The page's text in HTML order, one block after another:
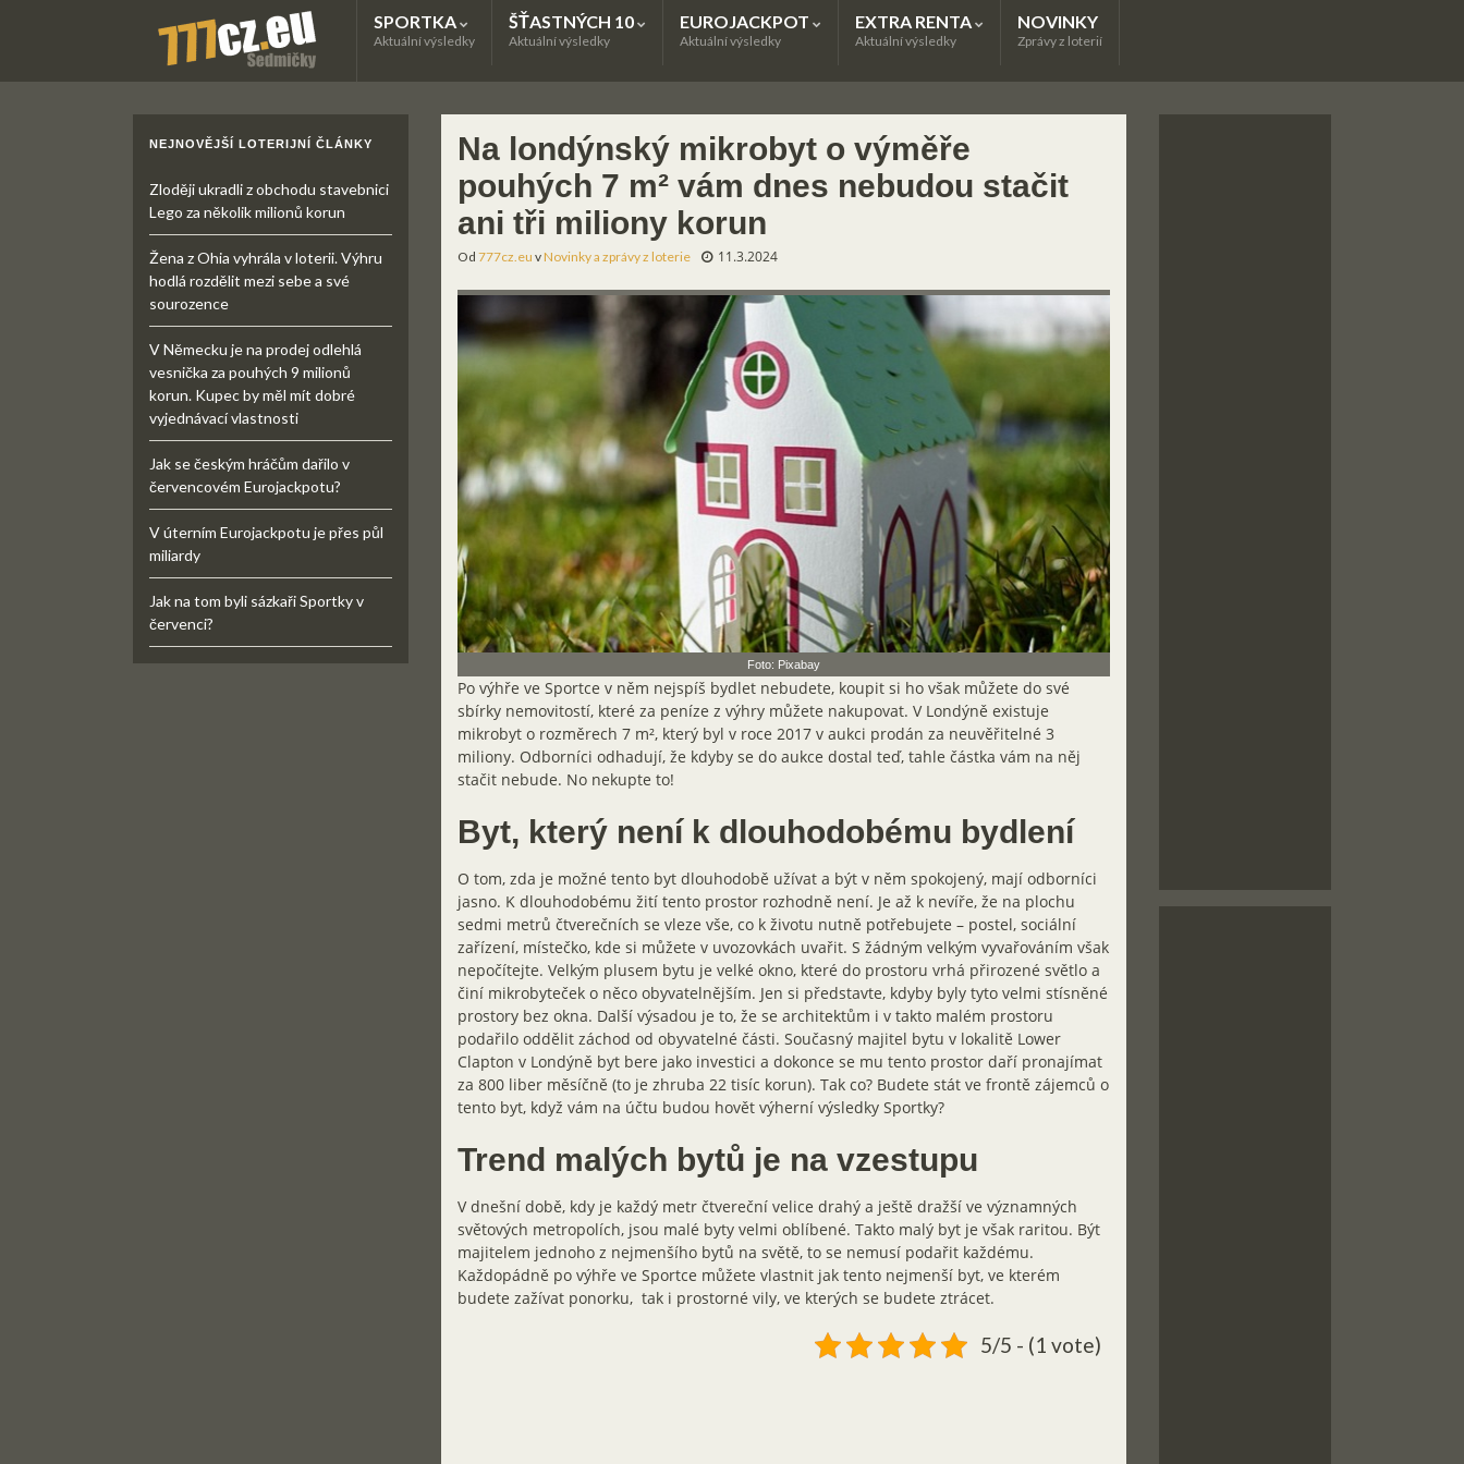
SPORTKA
Aktuální výsledky
ŠŤASTNÝCH 10
Aktuální výsledky
EUROJACKPOT
Aktuální výsledky
EXTRA RENTA
Aktuální výsledky
NOVINKY
Zprávy z loterií
Na londýnský mikrobyt o výměře
pouhých 7 m² vám dnes nebudou stačit
ani tři miliony korun
Od 777cz.eu vNovinky a zprávy z loterie 11.3.2024
Foto: Pixabay
Po výhře ve Sportce v něm nejspíš bydlet nebudete, koupit si ho však můžete do své
sbírky nemovitostí, které za peníze z výhry můžete nakupovat. V Londýně existuje
mikrobyt o rozměrech 7 m², který byl v roce 2017 v aukci prodán za neuvěřitelné 3
miliony. Odborníci odhadují, že kdyby se do aukce dostal teď, tahle částka vám na něj
stačit nebude. No nekupte to!
Byt, který není k dlouhodobému bydlení
O tom, zda je možné tento byt dlouhodobě užívat a být v něm spokojený, mají odborníci
jasno. K dlouhodobému žití tento prostor rozhodně není. Je až k nevíře, že na plochu
sedmi metrů čtverečních se vleze vše, co k životu nutně potřebujete – postel, sociální
zařízení, místečko, kde si můžete v uvozovkách uvařit. S žádným velkým vyvařováním však
nepočítejte. Velkým plusem bytu je velké okno, které do prostoru vrhá přirozené světlo a
činí mikrobyteček o něco obyvatelnějším. Jen si představte, kdyby byly tyto velmi stísněné
prostory bez okna. Další výsadou je to, že se architektům i v takto malém prostoru
podařilo oddělit záchod od obyvatelné části. Současný majitel bytu v lokalitě Lower
Clapton v Londýně byt bere jako investici a dokonce se mu tento prostor daří pronajímat
za 800 liber měsíčně (to je zhruba 22 tisíc korun). Tak co? Budete stát ve frontě zájemců o
tento byt, když vám na účtu budou hovět výherní výsledky Sportky?
Trend malých bytů je na vzestupu
V dnešní době, kdy je každý metr čtvereční velice drahý a ještě dražší ve významných
světových metropolích, jsou malé byty velmi oblíbené. Takto malý byt je však raritou. Být
majitelem jednoho z nejmenšího bytů na světě, to se nemusí podařit každému.
Každopádně po výhře ve Sportce můžete vlastnit jak tento nejmenší byt, ve kterém
budete zažívat ponorku, tak i prostorné vily, ve kterých se budete ztrácet.
5/5 - (1 vote)
NEJNOVĚJŠÍ LOTERIJNÍ ČLÁNKY
Zloději ukradli z obchodu stavebnici
Lego za několik milionů korun
Žena z Ohia vyhrála v loterii. Výhru
hodlá rozdělit mezi sebe a své
sourozence
V Německu je na prodej odlehlá
vesnička za pouhých 9 milionů
korun. Kupec by měl mít dobré
vyjednávací vlastnosti
Jak se českým hráčům dařilo v
červencovém Eurojackpotu?
V úterním Eurojackpotu je přes půl
miliardy
Jak na tom byli sázkaři Sportky v
červenci?